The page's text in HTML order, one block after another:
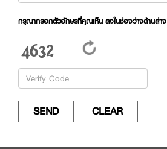
กรุณากรอกตัวอักษรที่คุณเห็น ลงในช่องว่างด้านล่าง